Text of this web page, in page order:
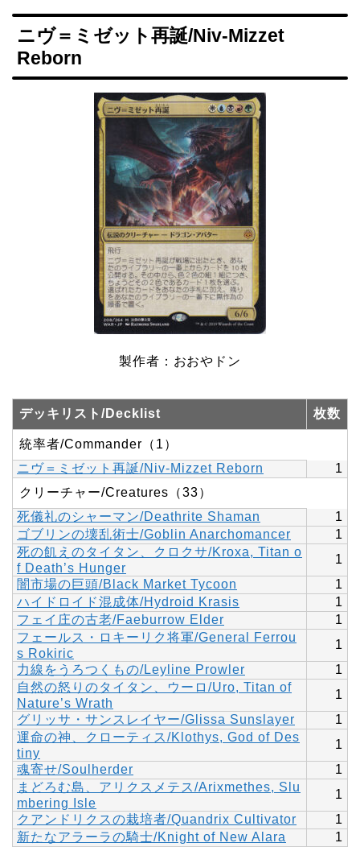
ニヴ＝ミゼット再誕/Niv-Mizzet
Reborn
製作者：おおやドン
デッキリスト/Decklist 枚数
統率者/Commander（1）
ニヴ＝ミゼット再誕/Niv-Mizzet Reborn
1
クリーチャー/Creatures（33）
死儀礼のシャーマン/Deathrite Shaman
1
ゴブリンの壊乱術士/Goblin Anarchomancer
1
死の飢えのタイタン、クロクサ/Kroxa, Titan o
f Death’s Hunger
1
闇市場の巨頭/Black Market Tycoon
1
ハイドロイド混成体/Hydroid Krasis
1
フェイ庄の古老/Faeburrow Elder
1
フェールス・ロキーリク将軍/General Ferrou
s Rokiric
1
力線をうろつくもの/Leyline Prowler
1
自然の怒りのタイタン、ウーロ/Uro, Titan of
Nature’s Wrath
1
グリッサ・サンスレイヤー/Glissa Sunslayer
1
運命の神、クローティス/Klothys, God of Des
tiny
1
魂寄せ/Soulherder
1
まどろむ島、アリクスメテス/Arixmethes, Slu
mbering Isle
1
クアンドリクスの栽培者/Quandrix Cultivator
1
新たなアラーラの騎士/Knight of New Alara
1